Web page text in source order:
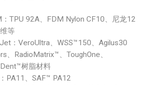
：TPU 92A、FDM Nylon CF10、尼龙12
等
：VeroUltra、WSS™150、Agilus30
、RadioMatrix™、ToughOne、
树脂材料
PA11、SAF™ PA12